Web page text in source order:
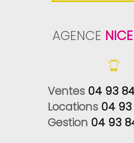
AGENCE
Ventes 04 93
Locations 04 93
Gestion 04 93